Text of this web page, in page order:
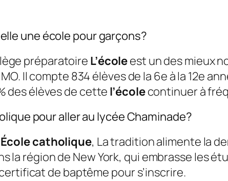
une école pour garçons?
préparatoire L’écoleest un des mieux
Il compte 834 élèves de la 6e à la 12e
des élèves de cette l’écolecontinuer à
pour aller au lycée Chaminade?
École catholique, La tradition alimente la
la région de New York, qui embrasse les
de baptême pour s’inscrire.